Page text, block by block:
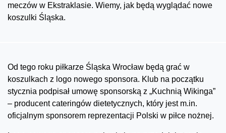
meczów w Ekstraklasie. Wiemy, jak będą wyglądać nowe
koszulki Śląska.
Od tego roku piłkarze Śląska Wrocław będą grać w
koszulkach z logo nowego sponsora. Klub na początku
stycznia podpisał umowę sponsorską z „Kuchnią Wikinga”
– producent cateringów dietetycznych, który jest m.in.
oficjalnym sponsorem reprezentacji Polski w piłce nożnej.